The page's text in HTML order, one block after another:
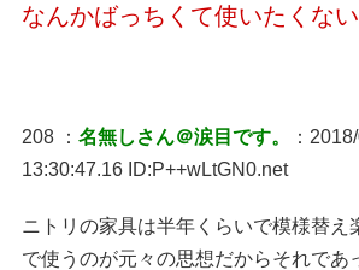
なんかばっちくて使いたくな
208 ： 名無しさん＠涙目です。
：
13:30:47.16 ID:P++wLtGN0.net
ニトリの家具は半年くらいで模様替え
で使うのが元々の思想だからそれであ